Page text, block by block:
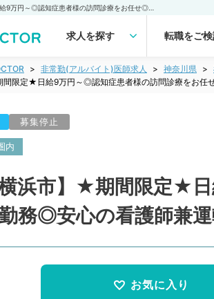
求人を探す 転職をご
非常勤(アルバイト)医師求人 神奈川県
間限定★日給9万円～◎認知症患者様の訪問診療をお任
募集停止
内
横浜市】★期間限定★
務◎安心の看護師兼運
お気に入り